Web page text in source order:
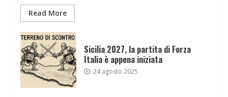
Read More
Sicilia 2027, la partita di Forza
Italia è appena iniziata
24 agosto 2025